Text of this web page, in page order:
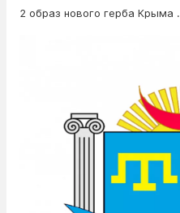
2 образ нового герба Крыма .